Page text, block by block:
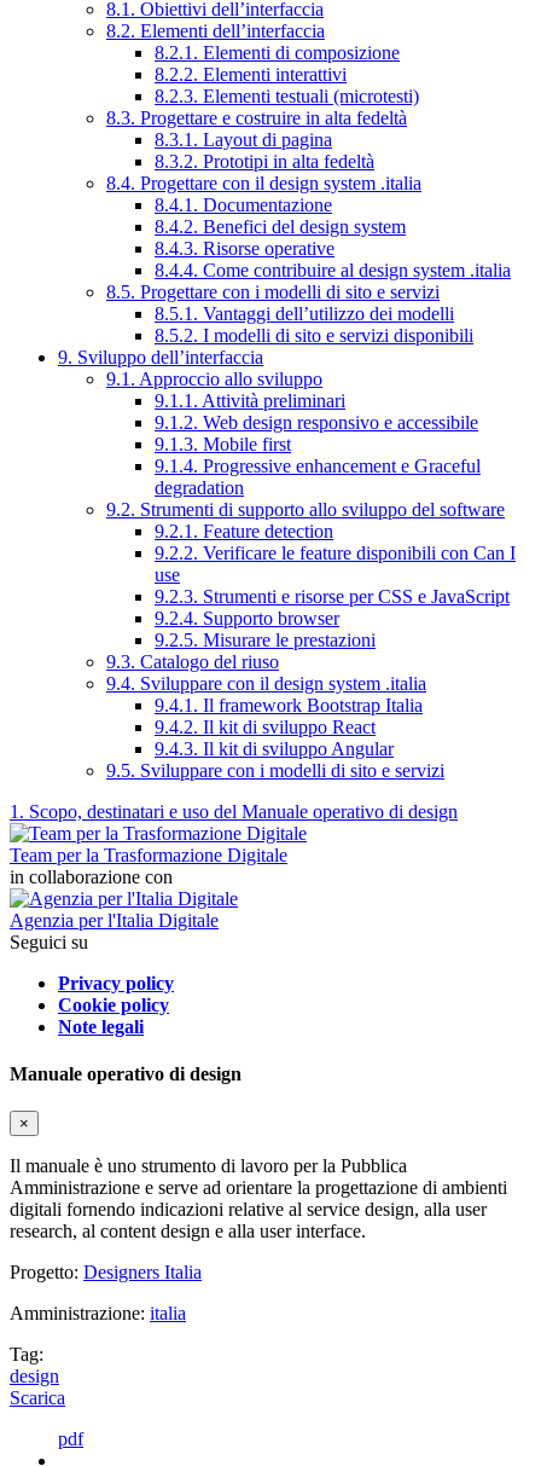
8.1. Obiettivi dell’interfaccia
8.2. Elementi dell’interfaccia
8.2.1. Elementi di composizione
8.2.2. Elementi interattivi
8.2.3. Elementi testuali (microtesti)
8.3. Progettare e costruire in alta fedeltà
8.3.1. Layout di pagina
8.3.2. Prototipi in alta fedeltà
8.4. Progettare con il design system .italia
8.4.1. Documentazione
8.4.2. Benefici del design system
8.4.3. Risorse operative
8.4.4. Come contribuire al design system .italia
8.5. Progettare con i modelli di sito e servizi
8.5.1. Vantaggi dell’utilizzo dei modelli
8.5.2. I modelli di sito e servizi disponibili
9. Sviluppo dell’interfaccia
9.1. Approccio allo sviluppo
9.1.1. Attività preliminari
9.1.2. Web design responsivo e accessibile
9.1.3. Mobile first
9.1.4. Progressive enhancement e Graceful
degradation
9.2. Strumenti di supporto allo sviluppo del software
9.2.1. Feature detection
9.2.2. Verificare le feature disponibili con Can I
use
9.2.3. Strumenti e risorse per CSS e JavaScript
9.2.4. Supporto browser
9.2.5. Misurare le prestazioni
9.3. Catalogo del riuso
9.4. Sviluppare con il design system .italia
9.4.1. Il framework Bootstrap Italia
9.4.2. Il kit di sviluppo React
9.4.3. Il kit di sviluppo Angular
9.5. Sviluppare con i modelli di sito e servizi
1. Scopo, destinatari e uso del Manuale operativo di design
Team per la Trasformazione Digitale
in collaborazione con
Agenzia per l'Italia Digitale
Seguici su
Privacy policy
Cookie policy
Note legali
Manuale operativo di design
×
Il manuale è uno strumento di lavoro per la Pubblica
Amministrazione e serve ad orientare la progettazione di ambienti
digitali fornendo indicazioni relative al service design, alla user
research, al content design e alla user interface.
Progetto: Designers Italia
Amministrazione: italia
Tag:
design
Scarica
pdf